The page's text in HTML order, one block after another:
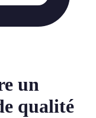
un
qualité